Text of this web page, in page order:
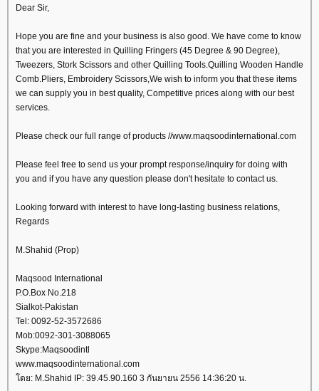
Dear Sir,
Hope you are fine and your business is also good. We have come to know
that you are interested in Quilling Fringers (45 Degree & 90 Degree),
Tweezers, Stork Scissors and other Quilling Tools.Quilling Wooden Handle
Comb.Pliers, Embroidery Scissors,We wish to inform you that these items
we can supply you in best quality, Competitive prices along with our best
services.
Please check our full range of products //www.maqsoodinternational.com
Please feel free to send us your prompt response/inquiry for doing with
you and if you have any question please don't hesitate to contact us.
Looking forward with interest to have long-lasting business relations,
Regards
M.Shahid (Prop)
Maqsood International
P.O.Box No.218
Sialkot-Pakistan
Tel: 0092-52-3572686
Mob:0092-301-3088065
Skype:Maqsoodintl
www.maqsoodinternational.com
ดย: M.Shahid IP: 39.45.90.160 3 กันยายน 2556 14:36:20 น.